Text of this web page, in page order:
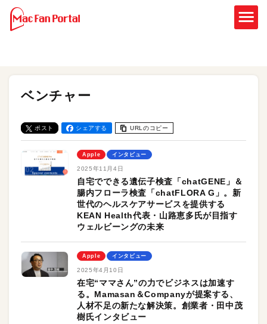
ベンチャー
ポスト シェアする URLのコピー
Apple インタビュー
2025年11月4日
自宅でできる遺伝子検査「chatGENE」＆
腸内フローラ検査「chatFLORA G」。新
世代のヘルスケアサービスを提供する
KEAN Health代表・山路恵多氏が目指す
ウェルビーングの未来
Apple インタビュー
2025年4月10日
在宅“ママさん”の力でビジネスは加速す
る。Mamasan＆Companyが提案する、
人材不足の新たな解決策。創業者・田中茂
樹氏インタビュー